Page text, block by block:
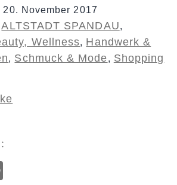
20. November 2017
ALTSTADT SPANDAU,
Wellness, Handwerk &
, Schmuck & Mode, Shopping